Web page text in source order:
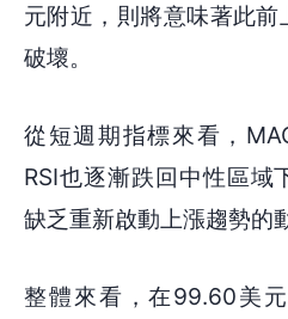
元附近，則將意味著此
破壞。
從短週期指標來看，
RSI也逐漸跌回中性區域
缺乏重新啟動上漲趨勢的
整體來看，在99.60美